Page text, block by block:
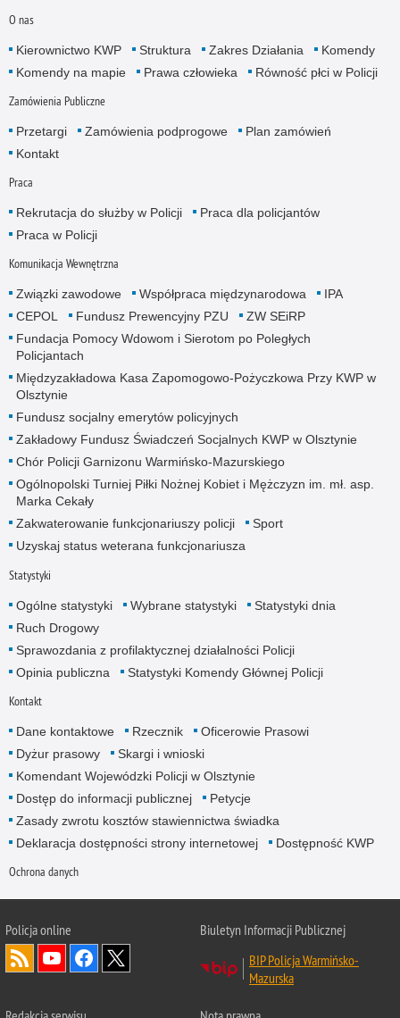
O nas
Kierownictwo KWP Struktura Zakres Działania
Komendy
Komendy na mapie
Prawa człowieka Równość płci w Policji
Zamówienia Publiczne
Przetargi Zamówienia podprogowe
Plan zamówień
Kontakt
Praca
Rekrutacja do służby w Policji
Praca dla policjantów
Praca w Policji
Komunikacja Wewnętrzna
Związki zawodowe Współpraca międzynarodowa
IPA
CEPOL
Fundusz Prewencyjny PZU
ZW SEiRP
Fundacja Pomocy Wdowom i Sierotom po Poległych
Policjantach
Międzyzakładowa Kasa Zapomogowo-Pożyczkowa Przy KWP w
Olsztynie
Fundusz socjalny emerytów policyjnych
Zakładowy Fundusz Świadczeń Socjalnych KWP w Olsztynie
Chór Policji Garnizonu Warmińsko-Mazurskiego
Ogólnopolski Turniej Piłki Nożnej Kobiet i Mężczyzn im. mł. asp.
Marka Cekały
Zakwaterowanie funkcjonariuszy policji
Sport
Uzyskaj status weterana funkcjonariusza
Statystyki
Ogólne statystyki Wybrane statystyki
Statystyki dnia
Ruch Drogowy
Sprawozdania z profilaktycznej działalności Policji
Opinia publiczna
Statystyki Komendy Głównej Policji
Kontakt
Dane kontaktowe Rzecznik
Oficerowie Prasowi
Dyżur prasowy
Skargi i wnioski
Komendant Wojewódzki Policji w Olsztynie
Dostęp do informacji publicznej
Petycje
Zasady zwrotu kosztów stawiennictwa świadka
Deklaracja dostępności strony internetowej
Dostępność KWP
Ochrona danych
Policja online
Biuletyn Informacji Publicznej
BIP Policja Warmińsko-
Mazurska